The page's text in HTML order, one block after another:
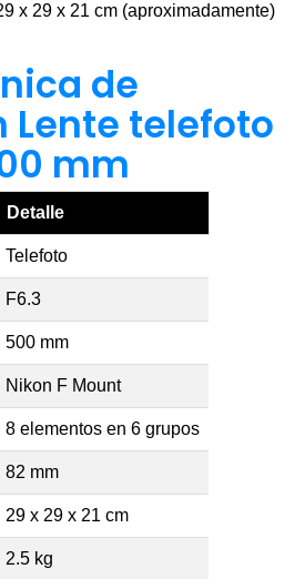
x 29 x 21 cm (aproximadamente)
de
Lente telefoto
mm
Detalle
Telefoto
F6.3
500 mm
Nikon F Mount
8 elementos en 6 grupos
82 mm
29 x 29 x 21 cm
2.5 kg